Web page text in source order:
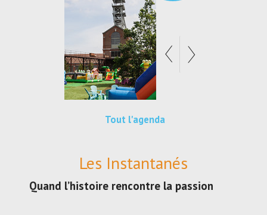
Tout l'agenda
Les Instantanés
Quand l’histoire rencontre la passion